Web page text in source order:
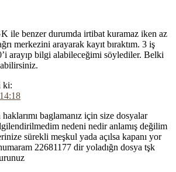
ile benzer durumda irtibat kuramaz iken az
merkezini arayarak kayıt bıraktım. 3 iş
arayıp bilgi alabileceğimi söylediler. Belki
ki:
baglamanız için size dosyalar
nedeni nedir anlamış değilim
sürekli meşkul yada açılsa kapanı yor
22681177 dir yoladığn dosya tşk